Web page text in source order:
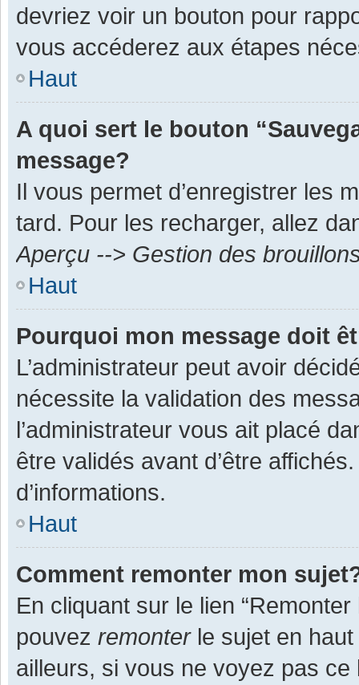
devriez voir un bouton pour
vous accéderez aux étapes
Haut
A quoi sert le bouton
message?
Il vous permet d’enregistrer les
tard. Pour les recharger, allez
Aperçu --> Gestion des
Haut
Pourquoi mon message doit
L’administrateur peut avoir
nécessite la validation des
l’administrateur vous ait placé
être validés avant d’être
d’informations.
Haut
Comment remonter mon
En cliquant sur le lien
pouvez remonterle sujet en haut
ailleurs, si vous ne voyez pas